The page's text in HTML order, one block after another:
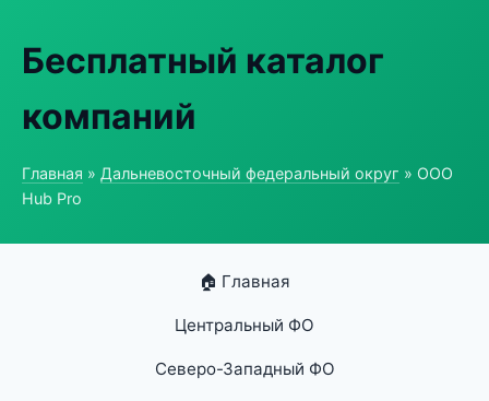
Бесплатный каталог
компаний
Главная » Дальневосточный федеральный округ » ООО
Hub Pro
🏠 Главная
Центральный ФО
Северо-Западный ФО